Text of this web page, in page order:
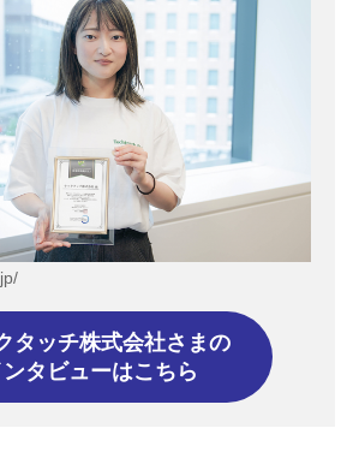
タッチ株式会社さまの
ンタビューはこちら